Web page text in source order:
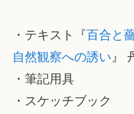
・テキスト『百合と
自然観察への誘い』
・筆記用具
・スケッチブック